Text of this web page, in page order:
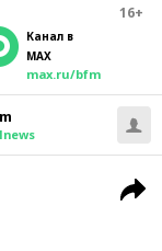
16+
Канал в
MAX
max.ru/bfm